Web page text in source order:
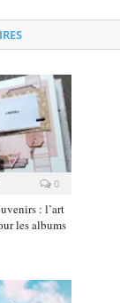
0
: l’art
les albums